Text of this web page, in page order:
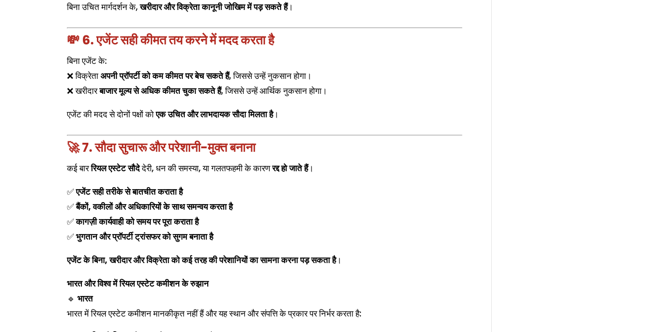
बिना उचित मार्गदर्शन के,खरीदार और विक्रेता कानूनी जोखिम में पड़ सकते हैं।
💸 6. एजेंट सही कीमत तय करने में मदद करता है
बिना एजेंट के:
❌ विक्रेताअपनी प्रॉपर्टी को कम कीमत पर बेच सकते हैं, जिससे उन्हें नुकसान होगा।
❌ खरीदारबाजार मूल्य से अधिक कीमत चुका सकते हैं, जिससे उन्हें आर्थिक नुकसान होगा।
एजेंट की मदद से दोनों पक्षों कोएक उचित और लाभदायक सौदा मिलता है।
🚀 7. सौदा सुचारू और परेशानी-मुक्त बनाना
कई बाररियल एस्टेट सौदेदेरी, धन की समस्या, या गलतफहमी के कारणरद्द हो जाते हैं।
✅एजेंट सही तरीके से बातचीत कराता है
✅बैंकों, वकीलों और अधिकारियों के साथ समन्वय करता है
✅कागज़ी कार्यवाही को समय पर पूरा कराता है
✅भुगतान और प्रॉपर्टी ट्रांसफर को सुगम बनाता है
एजेंट के बिना, खरीदार और विक्रेता को कई तरह की परेशानियों का सामना करना पड़ सकता है।
भारत और विश्व में रियल एस्टेट कमीशन के रुझान
🔹भारत
भारत में रियल एस्टेट कमीशन मानकीकृत नहीं हैं और यह स्थान और संपत्ति के प्रकार पर निर्भर करता है: